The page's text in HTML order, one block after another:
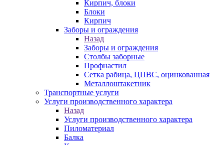
Кирпич, блоки
Блоки
Кирпич
Заборы и ограждения
Назад
Заборы и ограждения
Столбы заборные
Профнастил
Сетка рабица, ЦПВС, оцинкованная
Металлоштакетник
Транспортные услуги
Услуги производственного характера
Назад
Услуги производственного характера
Пиломатериал
Балка